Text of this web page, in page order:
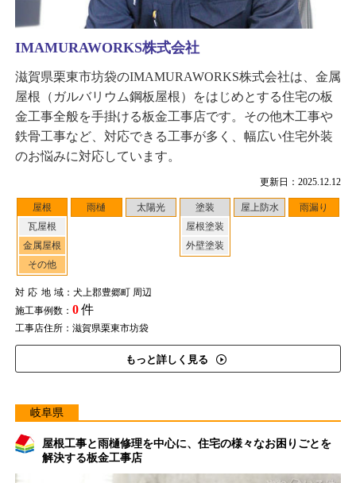
更新日：2025.12.12
屋根
瓦屋根
金属屋根
その他
雨樋 太陽光
塗装
屋根塗装
外壁塗装
屋上防水 雨漏り
対応地域：犬上郡豊郷町 周辺
施工事例数： 0件
工事店住所：滋賀県栗東市坊袋
もっと詳しく見る
IMAMURAWORKS株式会社
滋賀県栗東市坊袋のIMAMURAWORKS株式会社は、金属
屋根（ガルバリウム鋼板屋根）をはじめとする住宅の板
金工事全般を手掛ける板金工事店です。その他木工事や
鉄骨工事など、対応できる工事が多く、幅広い住宅外装
のお悩みに対応しています。
岐阜県
屋根工事と雨樋修理を中心に、住宅の様々なお困りごとを
解決する板金工事店